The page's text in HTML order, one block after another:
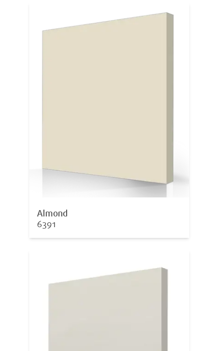
Almond
6391